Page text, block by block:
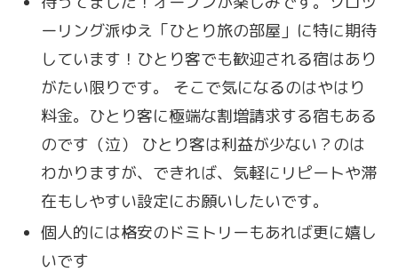
ーリング派ゆえ「ひとり旅の部屋」に特に期待
しています！ひとり客でも歓迎される宿はあり
がたい限りです。 そこで気になるのはやはり
料金。ひとり客に極端な割増請求する宿もある
のです（泣） ひとり客は利益が少ない？のは
わかりますが、できれば、気軽にリピートや滞
在もしやすい設定にお願いしたいです。
個人的には格安のドミトリーもあれば更に嬉し
いです